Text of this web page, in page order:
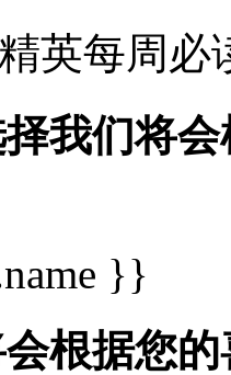
英每周
我们将
}}
根据您